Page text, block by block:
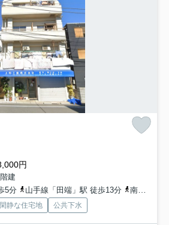
円
建
5分
山手線「田端」駅 徒歩13分 南北線「西ケ原」駅 徒歩17分
閑静な住宅地 公共下水